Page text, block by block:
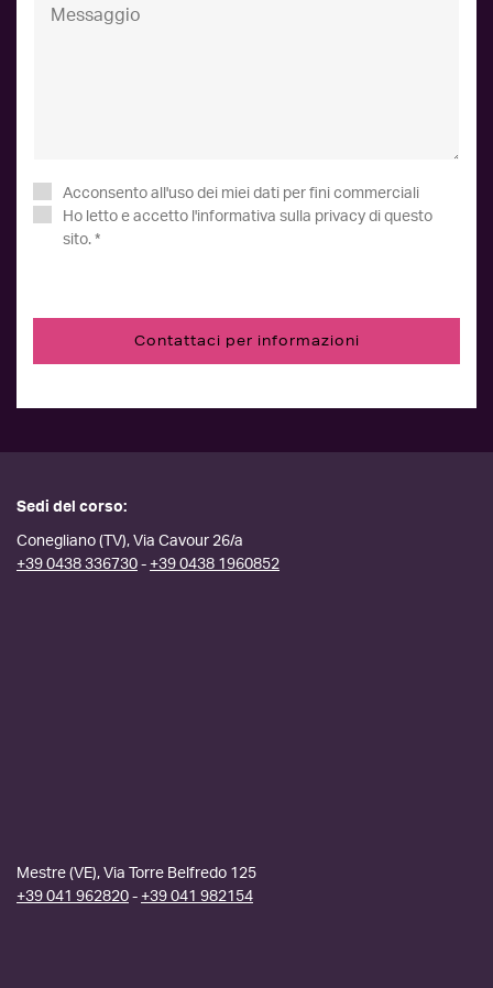
Acconsento all'uso dei miei dati per fini commerciali
Ho letto e accetto l'informativa sulla privacy di questo
sito. *
Contattaci per informazioni
Sedi del corso:
Conegliano (TV), Via Cavour 26/a
+39 0438 336730 - +39 0438 1960852
Mestre (VE), Via Torre Belfredo 125
+39 041 962820 - +39 041 982154